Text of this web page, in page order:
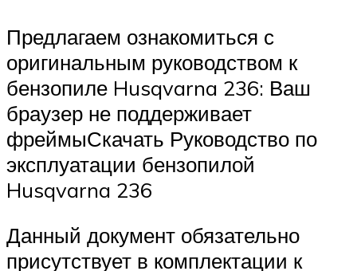
Предлагаем ознакомиться с
оригинальным руководством к
бензопиле Husqvarna 236: Ваш
браузер не поддерживает
фреймыСкачать Руководство по
эксплуатации бензопилой
Husqvarna 236
Данный документ обязательно
присутствует в комплектации к